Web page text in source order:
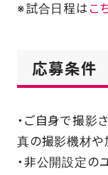
※試合日程は こ
応募条件
・ご自身で撮影
真の撮影機材や
・非公開設定の